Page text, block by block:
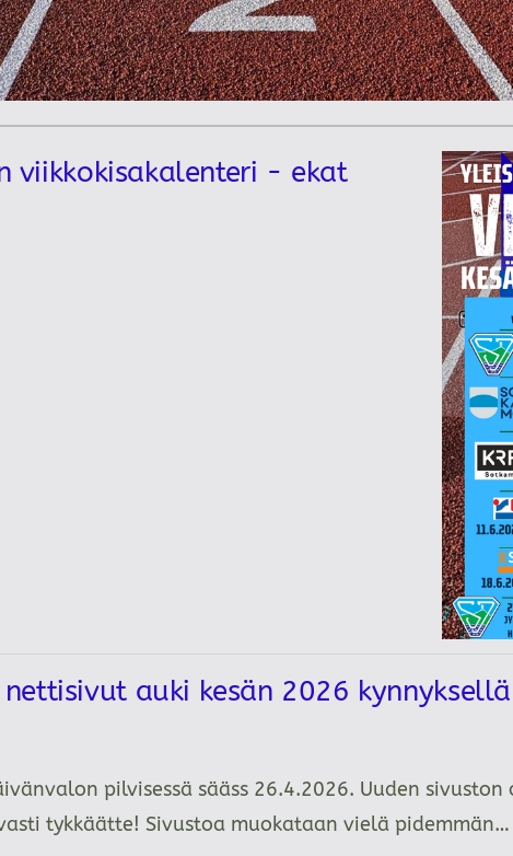
viikkokisakalenteri - ekat
auki kesän 2026 kynnyksellä
pilvisessä sääss 26.4.2026. Uuden
tykkäätte! Sivustoa muokataan vielä pidemmän…